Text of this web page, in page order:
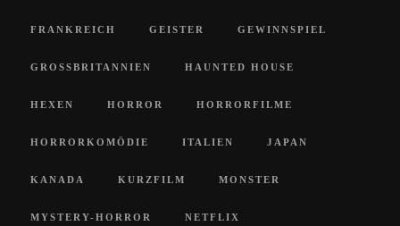
FRANKREICH GEISTER GEWINNSPIEL
GROSSBRITANNIEN HAUNTED HOUSE
HEXEN HORROR HORRORFILME
HORRORKOMÖDIE ITALIEN JAPAN
KANADA KURZFILM MONSTER
MYSTERY-HORROR NETFLIX